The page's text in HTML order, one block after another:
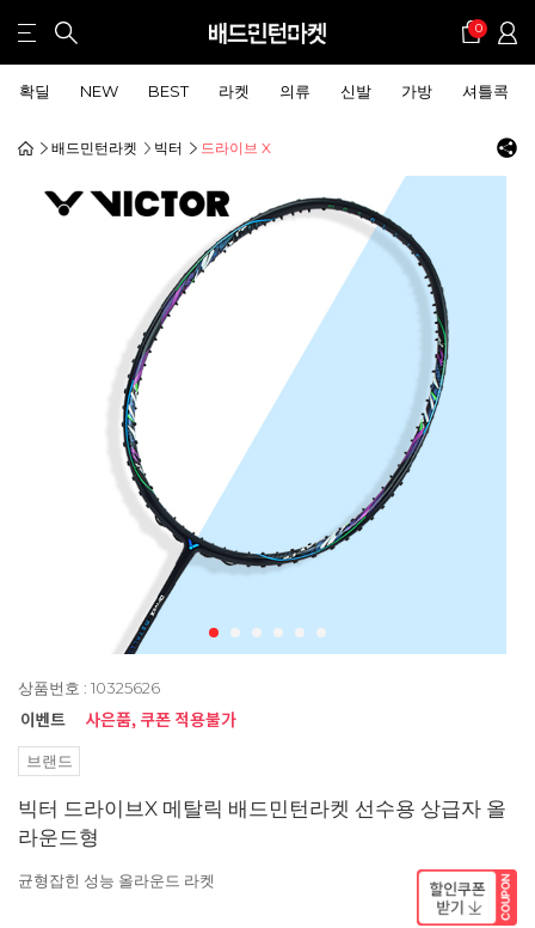
0
확딜 NEW BEST 라켓 의류 신발 가방 셔틀콕
배드민턴라켓 빅터 드라이브 X
상품번호 : 10325626
브랜드
빅터 드라이브X 메탈릭 배드민턴라켓 선수용 상급자 올
라운드형
균형잡힌 성능 올라운드 라켓